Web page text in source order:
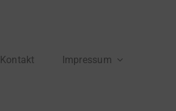
Kontakt Impressum